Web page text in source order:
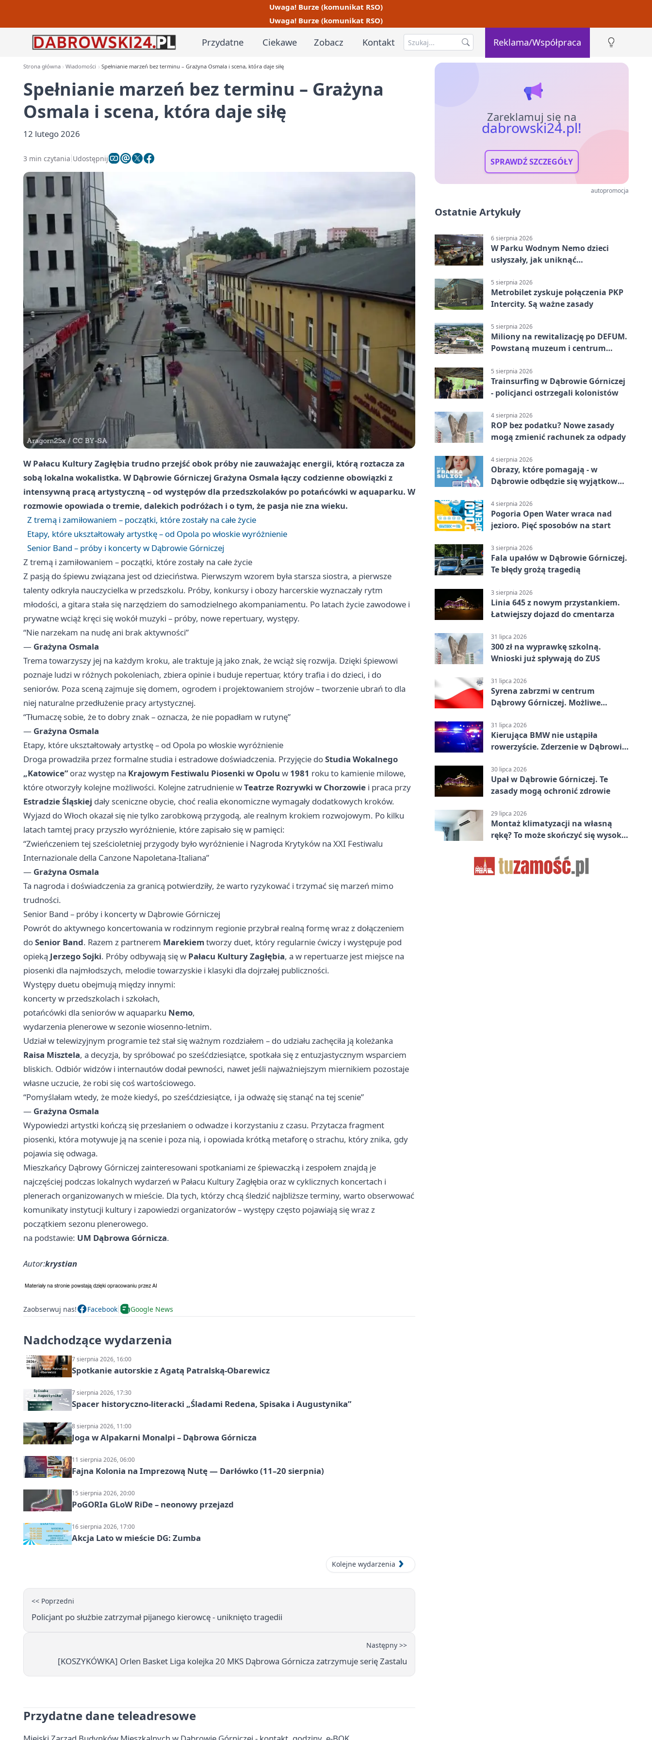
Uwaga! Burze (komunikat RSO)
Uwaga! Burze (komunikat RSO)
Przydatne Ciekawe Zobacz Kontakt Reklama/Współpraca
Strona główna Wiadomości Spełnianie marzeń bez terminu – Grażyna Osmala i scena, która daje siłę
Spełnianie marzeń bez terminu – Grażyna
Osmala i scena, która daje siłę
12 lutego 2026
3 min czytania Udostępnij
W Pałacu Kultury Zagłębia trudno przejść obok próby nie zauważając energii, którą roztacza za
sobą lokalna wokalistka. W Dąbrowie Górniczej Grażyna Osmala łączy codzienne obowiązki z
intensywną pracą artystyczną – od występów dla przedszkolaków po potańcówki w aquaparku. W
rozmowie opowiada o tremie, dalekich podróżach i o tym, że pasja nie zna wieku.
Z tremą i zamiłowaniem – początki, które zostały na całe życie
Etapy, które ukształtowały artystkę – od Opola po włoskie wyróżnienie
Senior Band – próby i koncerty w Dąbrowie Górniczej
Z tremą i zamiłowaniem – początki, które zostały na całe życie
Z pasją do śpiewu związana jest od dzieciństwa. Pierwszym wzorem była starsza siostra, a pierwsze
talenty odkryła nauczycielka w przedszkolu. Próby, konkursy i obozy harcerskie wyznaczały rytm
młodości, a gitara stała się narzędziem do samodzielnego akompaniamentu. Po latach życie zawodowe i
prywatne wciąż kręci się wokół muzyki – próby, nowe repertuary, występy.
“Nie narzekam na nudę ani brak aktywności”
— Grażyna Osmala
Trema towarzyszy jej na każdym kroku, ale traktuje ją jako znak, że wciąż się rozwija. Dzięki śpiewowi
poznaje ludzi w różnych pokoleniach, zbiera opinie i buduje repertuar, który trafia i do dzieci, i do
seniorów. Poza sceną zajmuje się domem, ogrodem i projektowaniem strojów – tworzenie ubrań to dla
niej naturalne przedłużenie pracy artystycznej.
“Tłumaczę sobie, że to dobry znak – oznacza, że nie popadłam w rutynę”
— Grażyna Osmala
Etapy, które ukształtowały artystkę – od Opola po włoskie wyróżnienie
Droga prowadziła przez formalne studia i estradowe doświadczenia. Przyjęcie doStudia Wokalnego
„Katowice”oraz występ na Krajowym Festiwalu Piosenki w Opolu w 1981 roku to kamienie milowe,
które otworzyły kolejne możliwości. Kolejne zatrudnienie wTeatrze Rozrywki w Chorzowie i praca przy
Estradzie Śląskiej dały sceniczne obycie, choć realia ekonomiczne wymagały dodatkowych kroków.
Wyjazd do Włoch okazał się nie tylko zarobkową przygodą, ale realnym krokiem rozwojowym. Po kilku
latach tamtej pracy przyszło wyróżnienie, które zapisało się w pamięci:
“Zwieńczeniem tej sześcioletniej przygody było wyróżnienie i Nagroda Krytyków na XXI Festiwalu
Internazionale della Canzone Napoletana‑Italiana”
— Grażyna Osmala
Ta nagroda i doświadczenia za granicą potwierdziły, że warto ryzykować i trzymać się marzeń mimo
trudności.
Senior Band – próby i koncerty w Dąbrowie Górniczej
Powrót do aktywnego koncertowania w rodzinnym regionie przybrał realną formę wraz z dołączeniem
doSenior Band. Razem z partnerem Marekiemtworzy duet, który regularnie ćwiczy i występuje pod
opieką Jerzego Sojki. Próby odbywają się w Pałacu Kultury Zagłębia, a w repertuarze jest miejsce na
piosenki dla najmłodszych, melodie towarzyskie i klasyki dla dojrzałej publiczności.
Występy duetu obejmują między innymi:
koncerty w przedszkolach i szkołach,
potańcówki dla seniorów w aquaparku Nemo,
wydarzenia plenerowe w sezonie wiosenno‑letnim.
Udział w telewizyjnym programie też stał się ważnym rozdziałem – do udziału zachęciła ją koleżanka
Raisa Misztela, a decyzja, by spróbować po sześćdziesiątce, spotkała się z entuzjastycznym wsparciem
bliskich. Odbiór widzów i internautów dodał pewności, nawet jeśli najważniejszym miernikiem pozostaje
własne uczucie, że robi się coś wartościowego.
“Pomyślałam wtedy, że może kiedyś, po sześćdziesiątce, i ja odważę się stanąć na tej scenie”
— Grażyna Osmala
Wypowiedzi artystki kończą się przesłaniem o odwadze i korzystaniu z czasu. Przytacza fragment
piosenki, która motywuje ją na scenie i poza nią, i opowiada krótką metaforę o strachu, który znika, gdy
pojawia się odwaga.
Mieszkańcy Dąbrowy Górniczej zainteresowani spotkaniami ze śpiewaczką i zespołem znajdą je
najczęściej podczas lokalnych wydarzeń w Pałacu Kultury Zagłębia oraz w cyklicznych koncertach i
plenerach organizowanych w mieście. Dla tych, którzy chcą śledzić najbliższe terminy, warto obserwować
komunikaty instytucji kultury i zapowiedzi organizatorów – występy często pojawiają się wraz z
początkiem sezonu plenerowego.
na podstawie: UM Dąbrowa Górnicza.
Autor:krystian
Zaobserwuj nas! Facebook Google News
Nadchodzące wydarzenia
7 sierpnia 2026, 16:00
Spotkanie autorskie z Agatą Patralską-Obarewicz
7 sierpnia 2026, 17:30
Spacer historyczno-literacki „Śladami Redena, Spisaka i Augustynika”
8 sierpnia 2026, 11:00
Joga w Alpakarni Monalpi – Dąbrowa Górnicza
11 sierpnia 2026, 06:00
Fajna Kolonia na Imprezową Nutę — Darłówko (11–20 sierpnia)
15 sierpnia 2026, 20:00
PoGORIa GLoW RiDe – neonowy przejazd
16 sierpnia 2026, 17:00
Akcja Lato w mieście DG: Zumba
Kolejne wydarzenia
<< Poprzedni
Policjant po służbie zatrzymał pijanego kierowcę - uniknięto tragedii
Następny >>
[KOSZYKÓWKA] Orlen Basket Liga kolejka 20 MKS Dąbrowa Górnicza zatrzymuje serię Zastalu
Przydatne dane teleadresowe
Zareklamuj się na
dabrowski24.pl!
SPRAWDŹ SZCZEGÓŁY
autopromocja
Ostatnie Artykuły
6 sierpnia 2026
W Parku Wodnym Nemo dzieci
usłyszały, jak uniknąć
5 sierpnia 2026
Metrobilet zyskuje połączenia PKP
Intercity. Są ważne zasady
5 sierpnia 2026
Miliony na rewitalizację po DEFUM.
Powstaną muzeum i centrum
5 sierpnia 2026
Trainsurfing w Dąbrowie Górniczej
- policjanci ostrzegali kolonistów
4 sierpnia 2026
ROP bez podatku? Nowe zasady
mogą zmienić rachunek za odpady
4 sierpnia 2026
Obrazy, które pomagają - w
Dąbrowie odbędzie się wyjątkowa
4 sierpnia 2026
Pogoria Open Water wraca nad
jezioro. Pięć sposobów na start
3 sierpnia 2026
Fala upałów w Dąbrowie Górniczej.
Te błędy grożą tragedią
3 sierpnia 2026
Linia 645 z nowym przystankiem.
Łatwiejszy dojazd do cmentarza
31 lipca 2026
300 zł na wyprawkę szkolną.
Wnioski już spływają do ZUS
31 lipca 2026
Syrena zabrzmi w centrum
Dąbrowy Górniczej. Możliwe
31 lipca 2026
Kierująca BMW nie ustąpiła
rowerzyście. Zderzenie w Dąbrowie
30 lipca 2026
Upał w Dąbrowie Górniczej. Te
zasady mogą ochronić zdrowie
29 lipca 2026
Montaż klimatyzacji na własną
rękę? To może skończyć się wysoką